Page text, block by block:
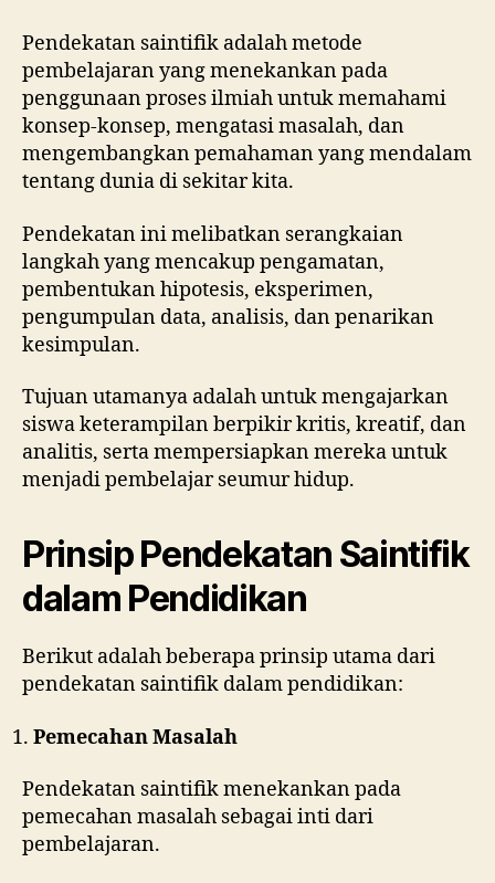
Pendekatan saintifik adalah metode
pembelajaran yang menekankan pada
penggunaan proses ilmiah untuk memahami
konsep-konsep, mengatasi masalah, dan
mengembangkan pemahaman yang mendalam
tentang dunia di sekitar kita.
Pendekatan ini melibatkan serangkaian
langkah yang mencakup pengamatan,
pembentukan hipotesis, eksperimen,
pengumpulan data, analisis, dan penarikan
kesimpulan.
Tujuan utamanya adalah untuk mengajarkan
siswa keterampilan berpikir kritis, kreatif, dan
analitis, serta mempersiapkan mereka untuk
menjadi pembelajar seumur hidup.
Prinsip Pendekatan Saintifik
dalam Pendidikan
Berikut adalah beberapa prinsip utama dari
pendekatan saintifik dalam pendidikan:
Pemecahan Masalah
Pendekatan saintifik menekankan pada
pemecahan masalah sebagai inti dari
pembelajaran.